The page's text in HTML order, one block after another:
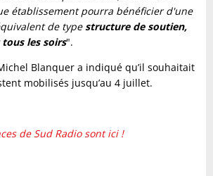
établissement pourra bénéficier d'une
de typestructure de soutien,
les soirs".
Blanquer a indiqué qu’il souhaitait
mobilisés jusqu’au 4 juillet.
de Sud Radio sont ici !